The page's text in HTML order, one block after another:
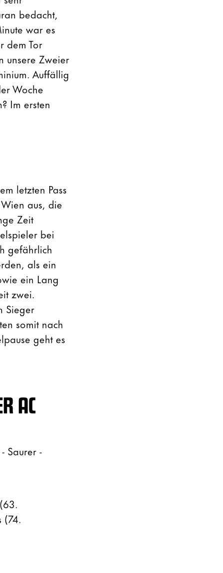
bedacht,
war es
dem Tor
unsere Zweier
Auffällig
Woche
Im ersten
letzten Pass
aus, die
Zeit
bei
gefährlich
als ein
ein Lang
zwei.
Sieger
somit nach
geht es
AC
Saurer -
(74.